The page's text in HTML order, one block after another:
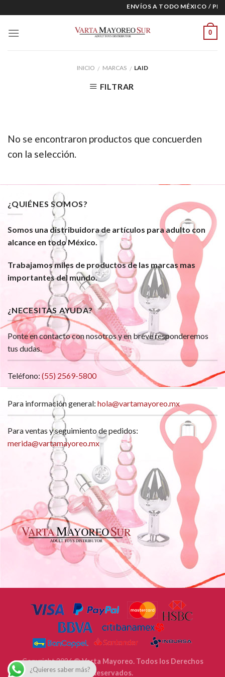
to
content
ENVÍOS A TODO MÉXICO /
0
INICIO / MARCAS / LAID
FILTRAR
No se encontraron productos que concuerden
con la selección.
¿QUIÉNES SOMOS?
Somos una distribuidora de artículos para adulto con
alcance en todo México.
Trabajamos miles de productos de las marcas mas
importantes del mundo.
¿NECESITAS AYUDA?
Ponte en contacto con nosotros y en breve responderemos
tus dudas.
Teléfono: (55) 2569-5800
Para información general: hola@vartamayoreo.mx
Para ventas y seguimiento de pedidos:
merida@vartamayoreo.mx
Copyright 2026 ©Varta Mayoreo. Todos los Derechos
Reservados.
¿Quieres saber más?